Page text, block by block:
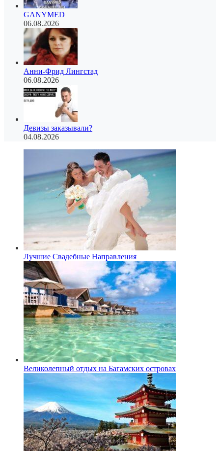
GANYMED
06.08.2026
Анни-Фрид Лингстад
06.08.2026
Девизы заказывали?
04.08.2026
Лучшие Свадебные Направления
Великолепный отдых на Багамских островах